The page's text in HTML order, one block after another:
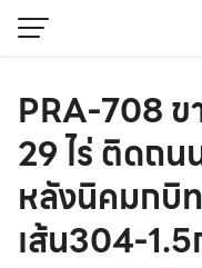
PRA-708
29 ไร่ ติดถ
หลังนิคมกบิ
เส้น304-